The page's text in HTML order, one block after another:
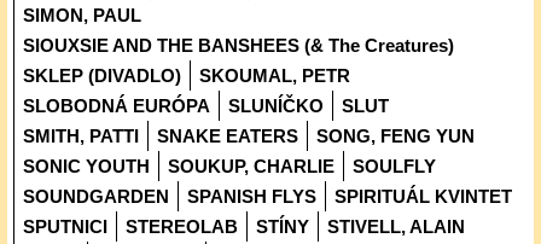
SIMON, PAUL
SIOUXSIE AND THE BANSHEES (& The Creatures)
SKLEP (DIVADLO)
SKOUMAL, PETR
SLOBODNÁ EURÓPA
SLUNÍČKO
SLUT
SMITH, PATTI
SNAKE EATERS
SONG, FENG YUN
SONIC YOUTH
SOUKUP, CHARLIE
SOULFLY
SOUNDGARDEN
SPANISH FLYS
SPIRITUÁL KVINTET
SPUTNICI
STEREOLAB STÍNY
STIVELL, ALAIN